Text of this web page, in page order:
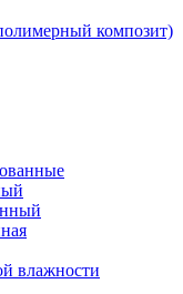
композит)
влажности